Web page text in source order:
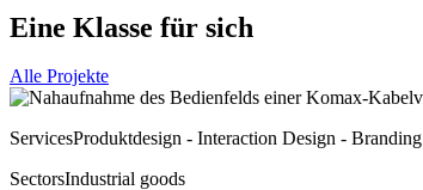
Eine Klasse für sich
Alle Projekte
ServicesProduktdesign - Interaction Design - Branding
SectorsIndustrial goods